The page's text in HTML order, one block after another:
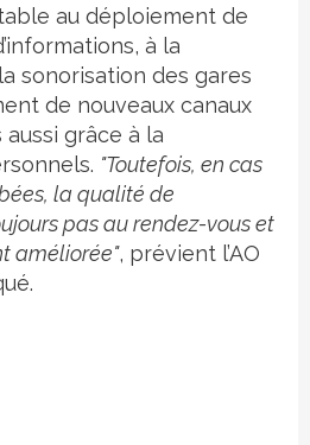
au déploiement de
à la
sonorisation des gares
de nouveaux canaux
aussi grâce à la
"Toutefois, en cas
la qualité de
pas au rendez-vous et
améliorée", prévient l’AO